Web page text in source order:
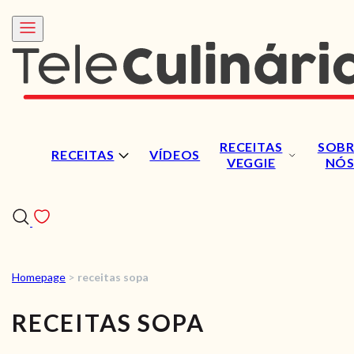
RECEITAS VÍDEOS
RECEITAS
VEGGIE
NÓS
VÍDEOS
Homepage > receitas sopa
RECEITAS SOPA